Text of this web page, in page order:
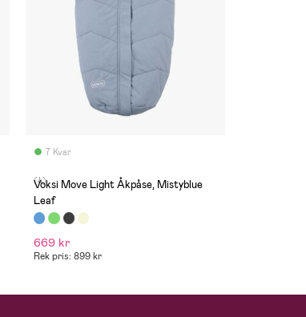
7 Kvar
(4)
Voksi Move Light Åkpåse, Mistyblue
Leaf
669 kr
Rek pris: 899 kr